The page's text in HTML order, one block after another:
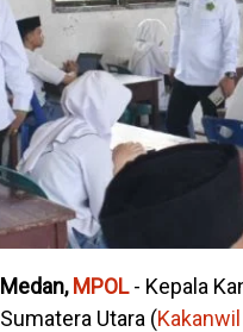
Medan,MPOL- Kepala
Sumatera Utara (